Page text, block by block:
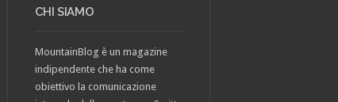
CHI SIAMO
MountainBlog è un magazine
indipendente che ha come
obiettivo la comunicazione